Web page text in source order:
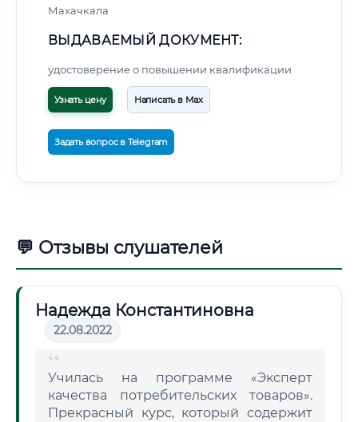
Махачкала
ВЫДАВАЕМЫЙ ДОКУМЕНТ:
удостоверение о повышении квалификации
Узнать цену Написать в Max
Задать вопрос в Telegram
💬 Отзывы слушателей
Надежда Константиновна
22.08.2022
Училась на программе «Эксперт
качества потребительских товаров».
Прекрасный курс, который содержит